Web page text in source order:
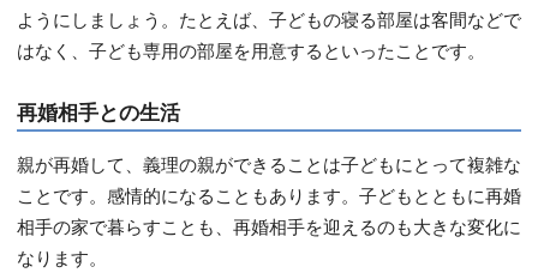
ようにしましょう。たとえば、子どもの寝る部屋は客間などで
はなく、子ども専用の部屋を用意するといったことです。
再婚相手との生活
親が再婚して、義理の親ができることは子どもにとって複雑な
ことです。感情的になることもあります。子どもとともに再婚
相手の家で暮らすことも、再婚相手を迎えるのも大きな変化に
なります。